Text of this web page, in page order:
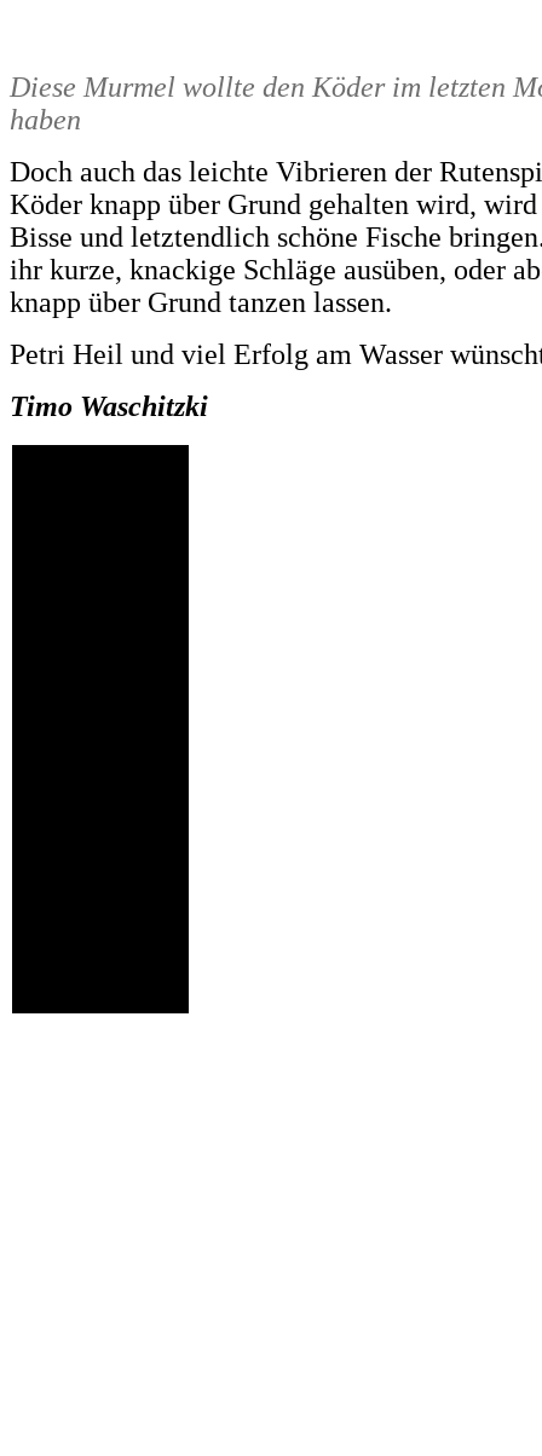
Diese Murmel wollte den Köder im letzten
haben
Doch auch das leichte Vibrieren der
Köder knapp über Grund gehalten wird,
Bisse und letztendlich schöne Fische
ihr kurze, knackige Schläge ausüben, oder
knapp über Grund tanzen lassen.
Petri Heil und viel Erfolg am Wasser
Timo Waschitzki